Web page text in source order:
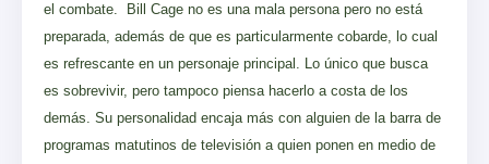
el combate. Bill Cage no es una mala persona pero no está
preparada, además de que es particularmente cobarde, lo cual
es refrescante en un personaje principal. Lo único que busca
es sobrevivir, pero tampoco piensa hacerlo a costa de los
demás. Su personalidad encaja más con alguien de la barra de
programas matutinos de televisión a quien ponen en medio de